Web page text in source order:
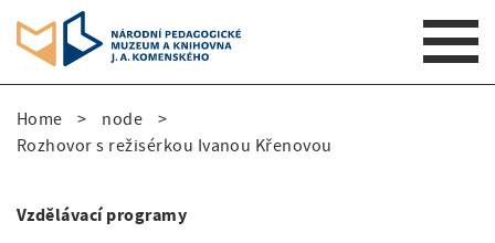
B
e
Home
node
Rozhovor s režisérkou Ivanou Křenovou
Vzdělávací programy